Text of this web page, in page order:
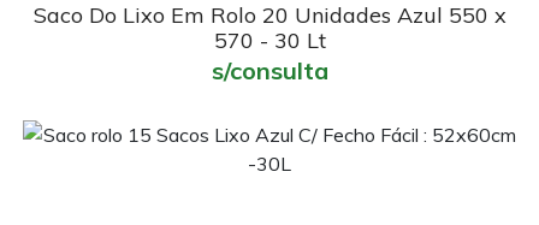
Saco Do Lixo Em Rolo 20 Unidades Azul 550 x
570 - 30 Lt
s/consulta